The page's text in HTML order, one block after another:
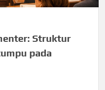
Struktur
pada